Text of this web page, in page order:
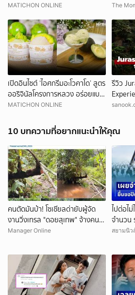
2569’ ณ สยามพารากอน
MATICHON ONLINE
เดียว
The
เปิดอินไซต์ ‘ไอศกรีมอะโวคาโด’ สูตร
ออริจินัลโครงการหลวง อร่อยแบบ
อัลตราสมูธ
MATICHON ONLINE
รีวิว
ล้านปีใ
10 บทความที่อยากแนะนำให้คุณ
คนตัดมันบ้า! โซเชียลด่ายับผู้จัด
งานวิ่งเทรล "ดอยสุเทพ" จ้างคน
ตัดต้นไม้ปรับเส้นทางในเขตอุทยา
Manager Online
ไปต่อไ
จำนวน
สยามนิว